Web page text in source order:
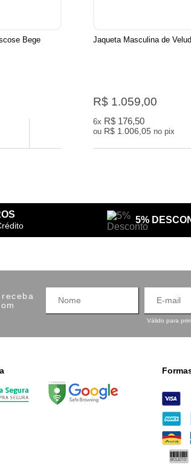
Bege Jaqueta Masculina de
R$ 1.059,00
6x R$ 176,50
ou R$ 1.006,05 no pix
5%
Válido para